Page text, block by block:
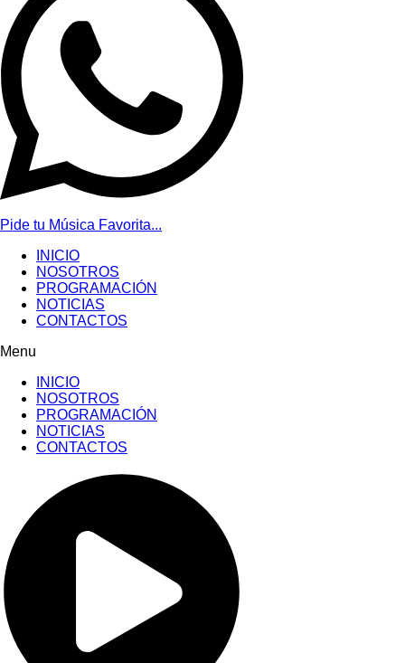
Pide tu Música Favorita...
INICIO
NOSOTROS
PROGRAMACIÓN
NOTICIAS
CONTACTOS
Menu
INICIO
NOSOTROS
PROGRAMACIÓN
NOTICIAS
CONTACTOS